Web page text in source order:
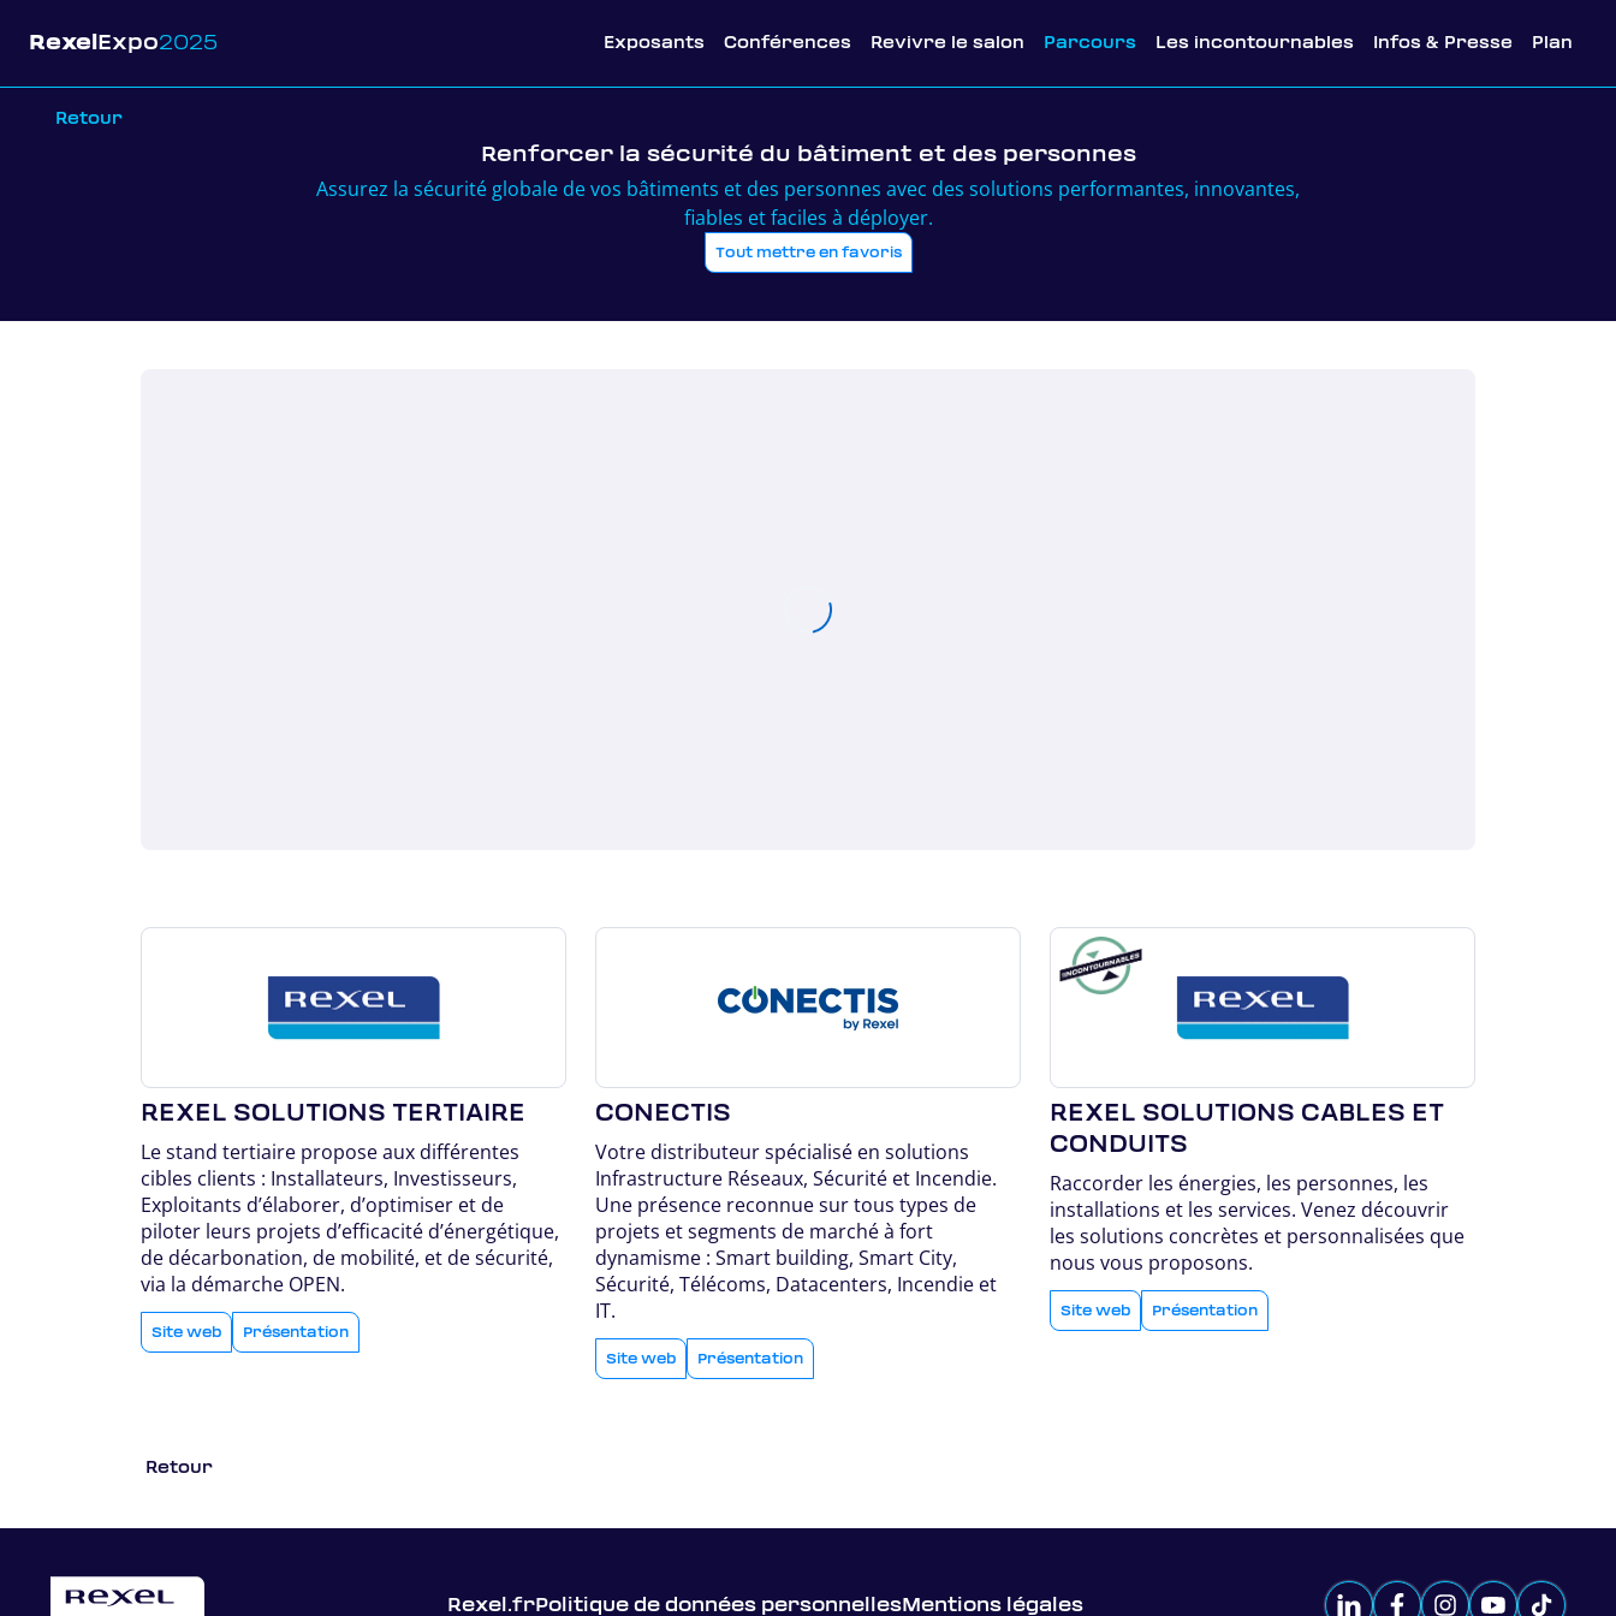
Rexel Expo2025 Exposants Conférences Revivre le salon Parcours Les incontournables Infos & Presse Plan
Retour
Renforcer la sécurité du bâtiment et des personnes
Assurez la sécurité globale de vos bâtiments et des personnes avec des solutions performantes, innovantes,
fiables et faciles à déployer.
Tout mettre en favoris
REXEL SOLUTIONS TERTIAIRE
Le stand tertiaire propose aux différentes
cibles clients : Installateurs, Investisseurs,
Exploitants d’élaborer, d’optimiser et de
piloter leurs projets d’efficacité d’énergétique,
de décarbonation, de mobilité, et de sécurité,
via la démarche OPEN.
Site web Présentation
CONECTIS
Votre distributeur spécialisé en solutions
Infrastructure Réseaux, Sécurité et Incendie.
Une présence reconnue sur tous types de
projets et segments de marché à fort
dynamisme : Smart building, Smart City,
Sécurité, Télécoms, Datacenters, Incendie et
IT.
Site web Présentation
REXEL SOLUTIONS CABLES ET
CONDUITS
Raccorder les énergies, les personnes, les
installations et les services. Venez découvrir
les solutions concrètes et personnalisées que
nous vous proposons.
Site web Présentation
Retour
Rexel.frPolitique de données personnellesMentions légales